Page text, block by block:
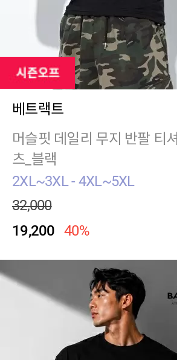
베트랙트
머슬핏 데일리 무지 반팔 티셔
츠_블랙
2XL~3XL - 4XL~5XL
32,000
19,200 40%